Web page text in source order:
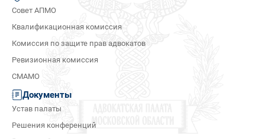
Совет АПМО
Квалификационная комиссия
Комиссия по защите прав адвокатов
Ревизионная комиссия
СМАМО
Документы
Устав палаты
Решения конференций